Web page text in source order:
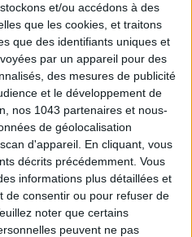
stockons et/ou accédons à des
que les cookies, et traitons
que des identifiants uniques et
par un appareil pour des
des mesures de publicité
et le développement de
nos 1043 partenaires et nous-
de géolocalisation
d'appareil. En cliquant, vous
décrits précédemment. Vous
informations plus détaillées et
de consentir ou pour refuser de
noter que certains
peuvent ne pas
WANT TO SLATHER ON